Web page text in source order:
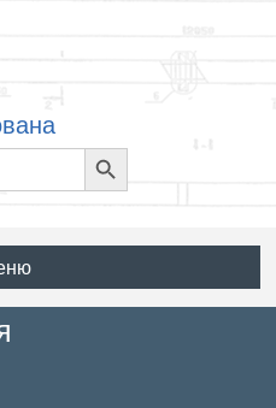
Search
Button